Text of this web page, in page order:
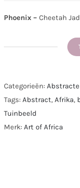
Phoenix – Cheetah
Categorieën:
Tags: Abstract, Afrika,
Tuinbeeld
Merk: Art of Africa